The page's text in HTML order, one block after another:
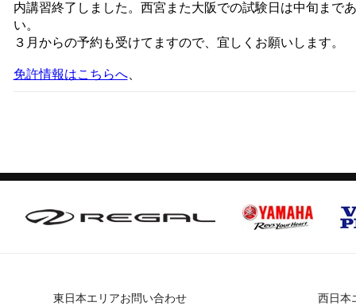
内講習終了しました。西宮また大阪での試験日は中旬まで
い。
３月からの予約も受けてますので、宜しくお願いします。
免許情報はこちらへ、
東日本エリアお問い合わせ 西日本